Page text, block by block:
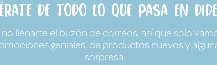
de todo lo que pasa en
llenarte el buzón de correos, así que solo
geniales, de productos nuevos y
sorpresa.